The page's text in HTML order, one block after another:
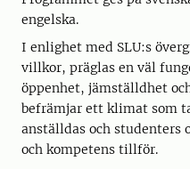
engelska.
I enlighet med SLU:s
villkor, präglas en väl
öppenhet, jämställdhet
befrämjar ett klimat som
anställdas och
och kompetens tillför.